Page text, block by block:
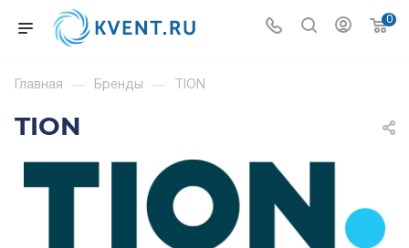
0
Главная — Бренды — TION
TION